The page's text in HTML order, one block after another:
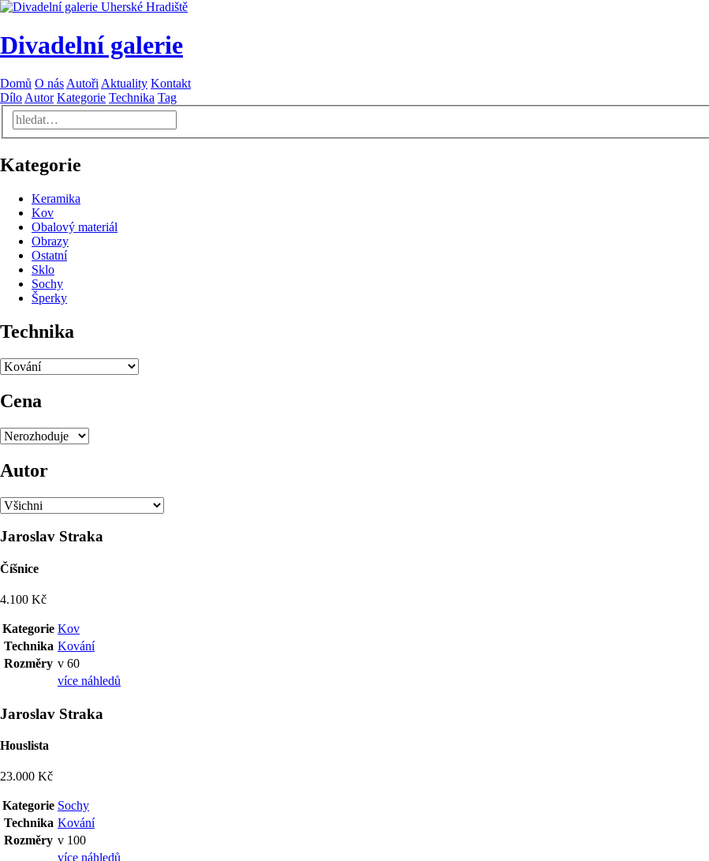
Divadelní galerie
Domů O nás Autoři Aktuality Kontakt
Dílo Autor Kategorie Technika Tag
Kategorie
Keramika
Kov
Obalový materiál
Obrazy
Ostatní
Sklo
Sochy
Šperky
Technika
Cena
Autor
Jaroslav Straka
Číšnice
4.100 Kč
Kategorie Kov
Technika Kování
Rozměry v 60
více náhledů
Jaroslav Straka
Houslista
23.000 Kč
Kategorie Sochy
Technika Kování
Rozměry v 100
více náhledů